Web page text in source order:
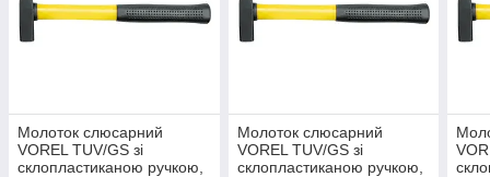
Молоток слюсарний
VOREL TUV/GS зі
склопластиканою ручкою,
Молоток слюсарний
VOREL TUV/GS зі
склопластиканою ручкою,